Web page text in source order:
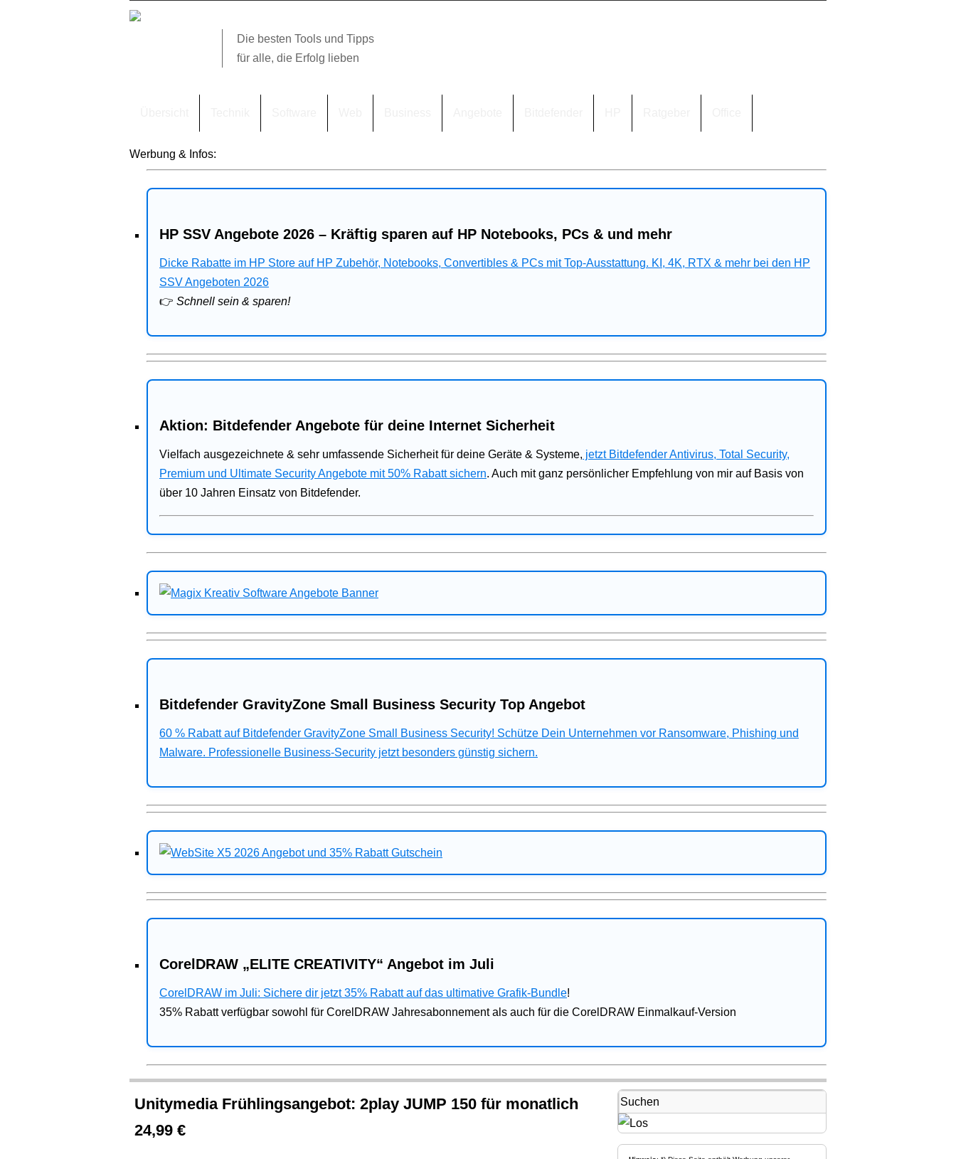
Die besten Tools und Tipps
für alle, die Erfolg lieben
Werbung & Infos:
HP SSV Angebote 2026 – Kräftig sparen auf HP Notebooks, PCs & und mehr
Dicke Rabatte im HP Store auf HP Zubehör, Notebooks, Convertibles & PCs mit Top-Ausstattung. KI, 4K, RTX & mehr bei den HP
SSV Angeboten 2026
👉 Schnell sein & sparen!
Aktion: Bitdefender Angebote für deine Internet Sicherheit
Vielfach ausgezeichnete & sehr umfassende Sicherheit für deine Geräte & Systeme, jetzt Bitdefender Antivirus, Total Security,
Premium und Ultimate Security Angebote mit 50% Rabatt sichern. Auch mit ganz persönlicher Empfehlung von mir auf Basis von
über 10 Jahren Einsatz von Bitdefender.
Bitdefender GravityZone Small Business Security Top Angebot
60 % Rabatt auf Bitdefender GravityZone Small Business Security! Schütze Dein Unternehmen vor Ransomware, Phishing und
Malware. Professionelle Business-Security jetzt besonders günstig sichern.
CorelDRAW „ELITE CREATIVITY“ Angebot im Juli
CorelDRAW im Juli: Sichere dir jetzt 35% Rabatt auf das ultimative Grafik-Bundle!
35% Rabatt verfügbar sowohl für CorelDRAW Jahresabonnement als auch für die CorelDRAW Einmalkauf-Version
Unitymedia Frühlingsangebot: 2play JUMP 150 für monatlich
24,99 €